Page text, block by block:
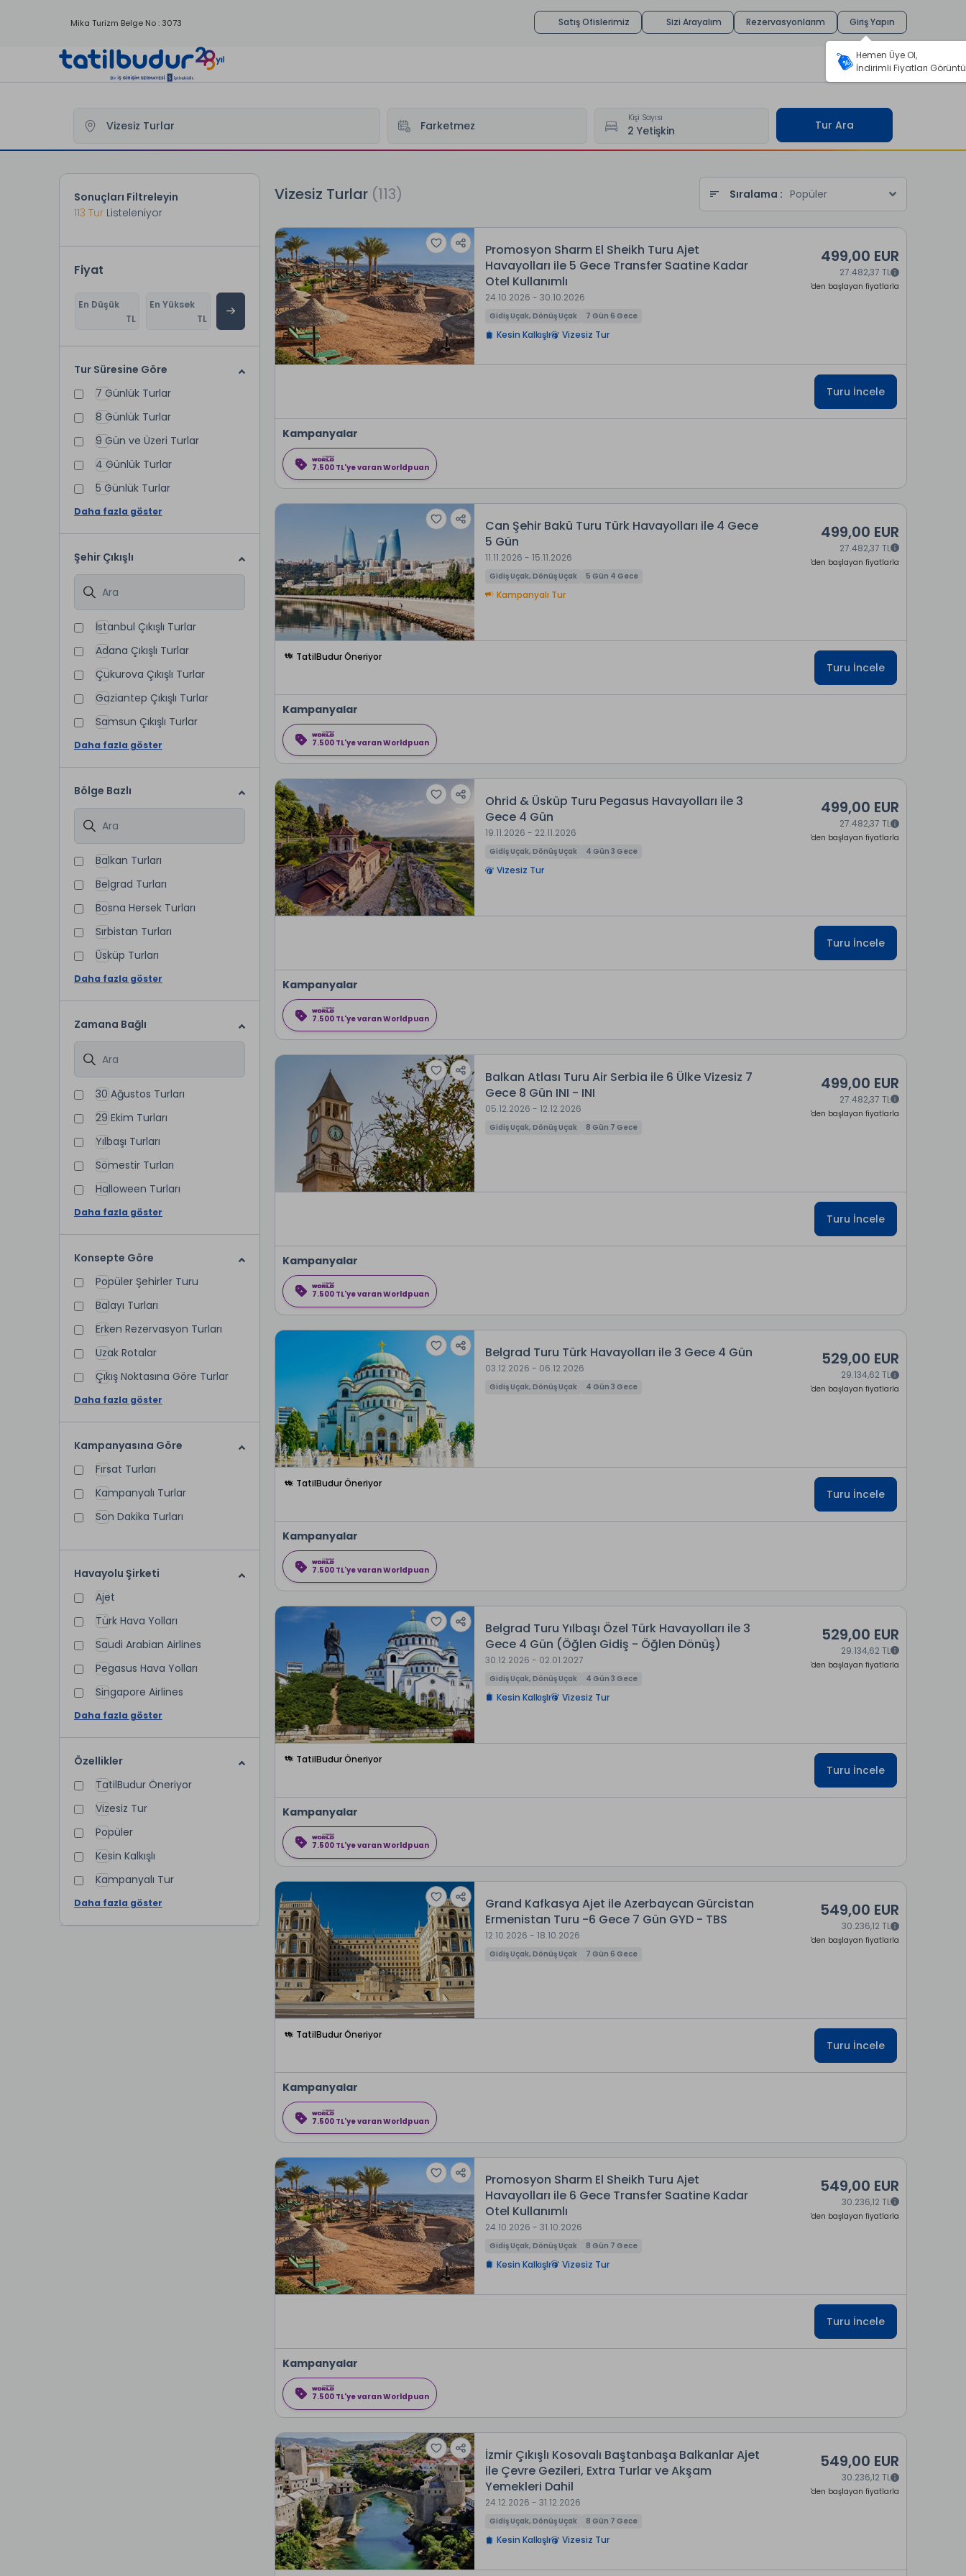
Mika Turizm Belge No : 3073 Satış Ofislerimiz Sizi Arayalım Rezervasyonlarım Giriş Yapın
Kişi Sayısı
Tur Ara
Sonuçları Filtreleyin
113 Tur Listeleniyor
Fiyat
En Düşük
TL
En Yüksek
TL
Tur Süresine Göre
7 Günlük Turlar
8 Günlük Turlar
9 Gün ve Üzeri Turlar
4 Günlük Turlar
5 Günlük Turlar
Daha fazla göster
Şehir Çıkışlı
İstanbul Çıkışlı Turlar
Adana Çıkışlı Turlar
Çukurova Çıkışlı Turlar
Gaziantep Çıkışlı Turlar
Samsun Çıkışlı Turlar
Daha fazla göster
Bölge Bazlı
Balkan Turları
Belgrad Turları
Bosna Hersek Turları
Sırbistan Turları
Üsküp Turları
Daha fazla göster
Zamana Bağlı
30 Ağustos Turları
29 Ekim Turları
Yılbaşı Turları
Sömestir Turları
Halloween Turları
Daha fazla göster
Konsepte Göre
Popüler Şehirler Turu
Balayı Turları
Erken Rezervasyon Turları
Uzak Rotalar
Çıkış Noktasına Göre Turlar
Daha fazla göster
Kampanyasına Göre
Fırsat Turları
Kampanyalı Turlar
Son Dakika Turları
Havayolu Şirketi
Ajet
Türk Hava Yolları
Saudi Arabian Airlines
Pegasus Hava Yolları
Singapore Airlines
Daha fazla göster
Özellikler
TatilBudur Öneriyor
Vizesiz Tur
Popüler
Kesin Kalkışlı
Kampanyalı Tur
Daha fazla göster
Sıralama : Popüler
Vizesiz Turlar (113)
Promosyon Sharm El Sheikh Turu Ajet
Havayolları ile 5 Gece Transfer Saatine Kadar
Otel Kullanımlı
24.10.2026 - 30.10.2026
Gidiş Uçak, Dönüş Uçak 7 Gün 6 Gece
Kesin Kalkışlı Vizesiz Tur
499,00 EUR
27.482,37 TL
'den başlayan fiyatlarla
Turu İncele
Kampanyalar
7.500 TL'ye varan Worldpuan
Can Şehir Bakü Turu Türk Havayolları ile 4 Gece
5 Gün
11.11.2026 - 15.11.2026
Gidiş Uçak, Dönüş Uçak 5 Gün 4 Gece
Kampanyalı Tur
499,00 EUR
27.482,37 TL
'den başlayan fiyatlarla
TatilBudur Öneriyor
Turu İncele
Kampanyalar
7.500 TL'ye varan Worldpuan
Ohrid & Üsküp Turu Pegasus Havayolları ile 3
Gece 4 Gün
19.11.2026 - 22.11.2026
Gidiş Uçak, Dönüş Uçak 4 Gün 3 Gece
Vizesiz Tur
499,00 EUR
27.482,37 TL
'den başlayan fiyatlarla
Turu İncele
Kampanyalar
7.500 TL'ye varan Worldpuan
Balkan Atlası Turu Air Serbia ile 6 Ülke Vizesiz 7
Gece 8 Gün INI - INI
05.12.2026 - 12.12.2026
Gidiş Uçak, Dönüş Uçak 8 Gün 7 Gece
499,00 EUR
27.482,37 TL
'den başlayan fiyatlarla
Turu İncele
Kampanyalar
7.500 TL'ye varan Worldpuan
Belgrad Turu Türk Havayolları ile 3 Gece 4 Gün
03.12.2026 - 06.12.2026
Gidiş Uçak, Dönüş Uçak 4 Gün 3 Gece
529,00 EUR
29.134,62 TL
'den başlayan fiyatlarla
TatilBudur Öneriyor
Turu İncele
Kampanyalar
7.500 TL'ye varan Worldpuan
Belgrad Turu Yılbaşı Özel Türk Havayolları ile 3
Gece 4 Gün (Öğlen Gidiş - Öğlen Dönüş)
30.12.2026 - 02.01.2027
Gidiş Uçak, Dönüş Uçak 4 Gün 3 Gece
Kesin Kalkışlı Vizesiz Tur
529,00 EUR
29.134,62 TL
'den başlayan fiyatlarla
TatilBudur Öneriyor
Turu İncele
Kampanyalar
7.500 TL'ye varan Worldpuan
Grand Kafkasya Ajet ile Azerbaycan Gürcistan
Ermenistan Turu -6 Gece 7 Gün GYD - TBS
12.10.2026 - 18.10.2026
Gidiş Uçak, Dönüş Uçak 7 Gün 6 Gece
549,00 EUR
30.236,12 TL
'den başlayan fiyatlarla
TatilBudur Öneriyor
Turu İncele
Kampanyalar
7.500 TL'ye varan Worldpuan
Promosyon Sharm El Sheikh Turu Ajet
Havayolları ile 6 Gece Transfer Saatine Kadar
Otel Kullanımlı
24.10.2026 - 31.10.2026
Gidiş Uçak, Dönüş Uçak 8 Gün 7 Gece
Kesin Kalkışlı Vizesiz Tur
549,00 EUR
30.236,12 TL
'den başlayan fiyatlarla
Turu İncele
Kampanyalar
7.500 TL'ye varan Worldpuan
İzmir Çıkışlı Kosovalı Baştanbaşa Balkanlar Ajet
ile Çevre Gezileri, Extra Turlar ve Akşam
Yemekleri Dahil
24.12.2026 - 31.12.2026
Gidiş Uçak, Dönüş Uçak 8 Gün 7 Gece
Kesin Kalkışlı Vizesiz Tur
549,00 EUR
30.236,12 TL
'den başlayan fiyatlarla
Hemen Üye Ol,
İndirimli Fiyatları